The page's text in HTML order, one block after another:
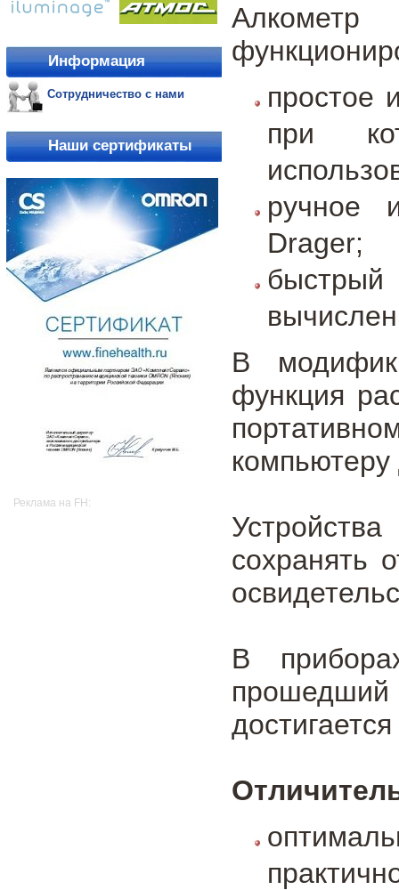
Информация
Сотрудничество с нами
Наши сертификаты
Реклама на FH:
Алкометр
простое
при
ручное
Drager;
В
функция
сохранять
В